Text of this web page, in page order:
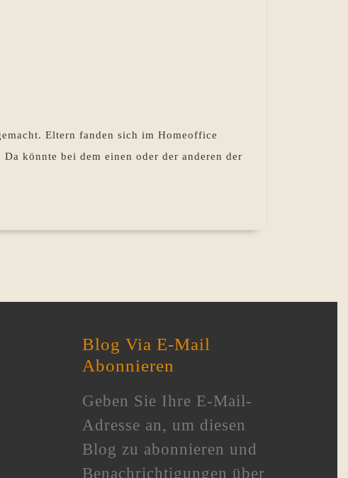
Eltern fanden sich im Homeoffice
könnte bei dem einen oder der anderen der
Blog Via E-Mail
Abonnieren
Geben Sie Ihre E-Mail-
Adresse an, um diesen
Blog zu abonnieren und
Benachrichtigungen über